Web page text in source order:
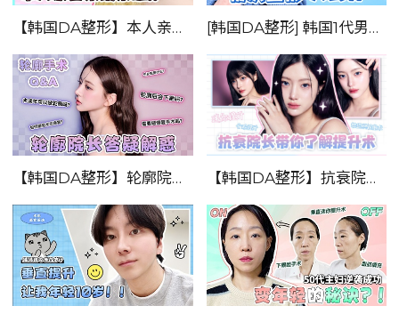
【韩国DA整形】本人亲自采访来了~~从额头缩小到轮廓整形！！ [韩国DA整形] 韩国1代男团——初次整形大公开！！！
【韩国DA整形】轮廓院长答疑解惑！——轮廓手术Q&A 【韩国DA整形】抗衰院长带你了解提升术！！